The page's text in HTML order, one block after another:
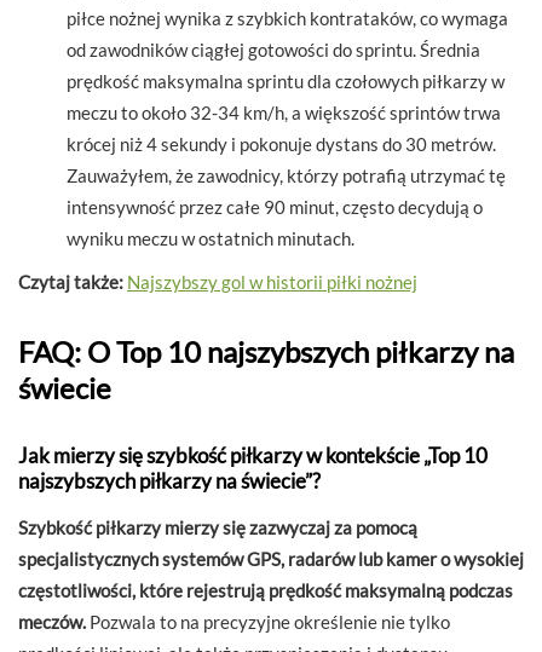
piłce nożnej wynika z szybkich kontrataków, co wymaga
od zawodników ciągłej gotowości do sprintu. Średnia
prędkość maksymalna sprintu dla czołowych piłkarzy w
meczu to około 32-34 km/h, a większość sprintów trwa
krócej niż 4 sekundy i pokonuje dystans do 30 metrów.
Zauważyłem, że zawodnicy, którzy potrafią utrzymać tę
intensywność przez całe 90 minut, często decydują o
wyniku meczu w ostatnich minutach.
Czytaj także: Najszybszy gol w historii piłki nożnej
FAQ: O Top 10 najszybszych piłkarzy na
świecie
Jak mierzy się szybkość piłkarzy w kontekście „Top 10
najszybszych piłkarzy na świecie”?
Szybkość piłkarzy mierzy się zazwyczaj za pomocą
specjalistycznych systemów GPS, radarów lub kamer o wysokiej
częstotliwości, które rejestrują prędkość maksymalną podczas
meczów. Pozwala to na precyzyjne określenie nie tylko